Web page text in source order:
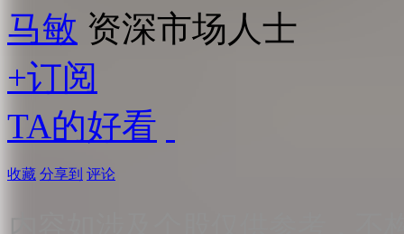
马敏 资深市场人士
+订阅
TA的好看
收藏 分享到 评论